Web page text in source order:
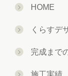
HOME
くらすデ
完成まで
施工実績